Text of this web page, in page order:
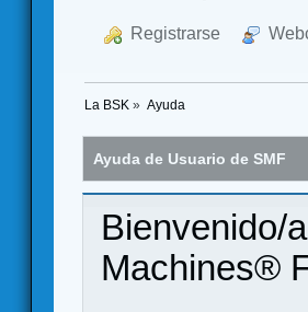
Registrarse
La BSK » Ayuda
Ayuda de Usuario de SMF
Bienvenido/
Machines®